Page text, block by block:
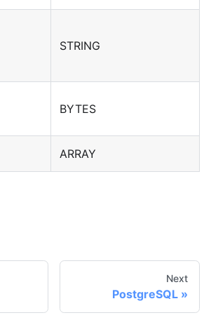
STRING
BYTES
ARRAY
Next
PostgreSQL